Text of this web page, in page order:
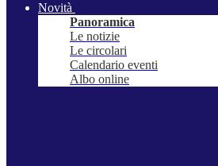
Novità
Panoramica
Le notizie
Le circolari
Calendario eventi
Albo online